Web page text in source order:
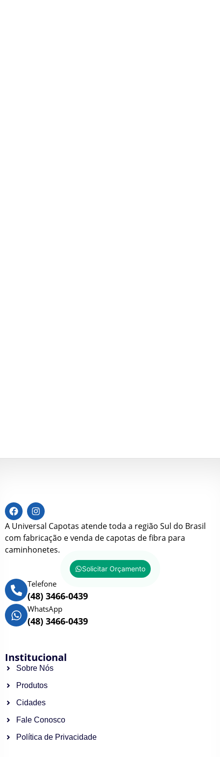
A Universal Capotas atende toda a região Sul do Brasil
com fabricação e venda de capotas de fibra para
caminhonetes.
Solicitar Orçamento
Telefone
(48) 3466-0439
WhatsApp
(48) 3466-0439
Institucional
Sobre Nós
Produtos
Cidades
Fale Conosco
Política de Privacidade